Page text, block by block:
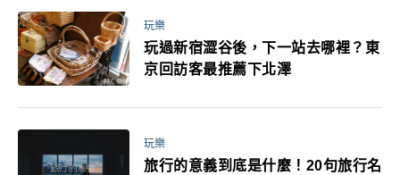
玩樂
玩過新宿澀谷後，下一站去哪裡？東
京回訪客最推薦下北澤
玩樂
旅行的意義到底是什麼！20句旅行名